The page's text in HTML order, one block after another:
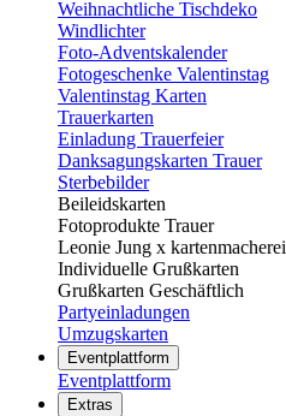
Weihnachtliche Tischdeko
Windlichter
Foto-Adventskalender
Fotogeschenke Valentinstag
Valentinstag Karten
Trauerkarten
Einladung Trauerfeier
Danksagungskarten Trauer
Sterbebilder
Beileidskarten
Fotoprodukte Trauer
Leonie Jung x kartenmacherei
Individuelle Grußkarten
Grußkarten Geschäftlich
Partyeinladungen
Umzugskarten
Eventplattform
Eventplattform
Extras